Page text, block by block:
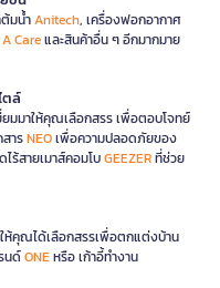
ต้มน้ำAnitech, เครื่องฟอกอากาศ
Careและสินค้าอื่น ๆ อีกมากมาย
ตล์
มมาให้คุณเลือกสรร เพื่อตอบโจทย์
ารNEOเพื่อความปลอดภัยของ
ร้สายเมาส์คอมโบGEEZERที่ช่วย
คุณได้เลือกสรรเพื่อตกแต่งบ้าน
นด์ONEหรือ เก้าอี้ทำงาน